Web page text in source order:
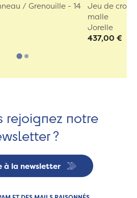
/ Grenouille - 14
Jeu de
malle
Jorelle
437,00 €
rejoignez notre
?
à la newsletter